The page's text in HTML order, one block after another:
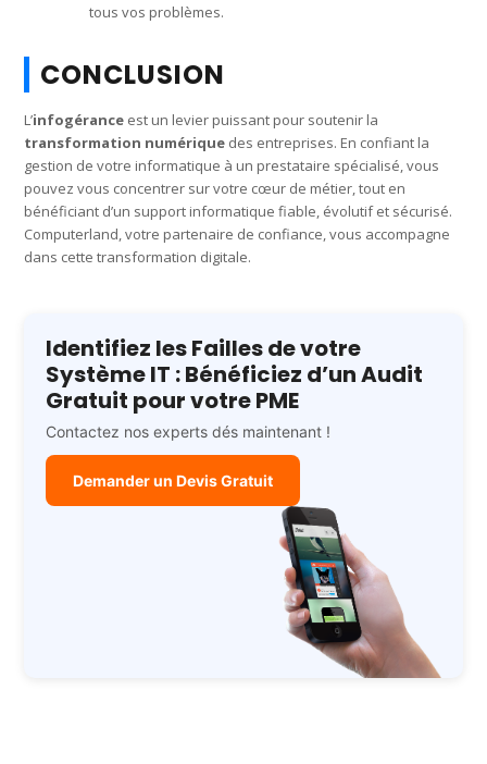
tous vos problèmes.
CONCLUSION
L’infogérance est un levier puissant pour soutenir la
transformation numérique des entreprises. En confiant la
gestion de votre informatique à un prestataire spécialisé, vous
pouvez vous concentrer sur votre cœur de métier, tout en
bénéficiant d’un support informatique fiable, évolutif et sécurisé.
Computerland, votre partenaire de confiance, vous accompagne
dans cette transformation digitale.
Identifiez les Failles de votre
Système IT : Bénéficiez d’un Audit
Gratuit pour votre PME
Contactez nos experts dés maintenant !
Demander un Devis Gratuit